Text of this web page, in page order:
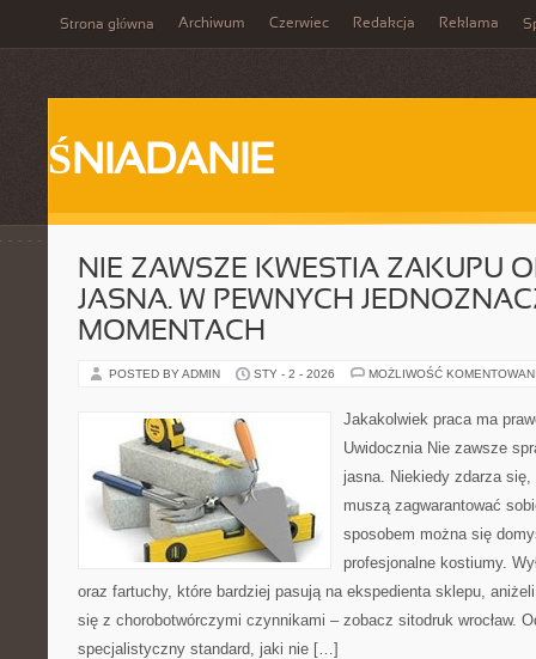
Strona główna Archiwum Czerwiec Redakcja Reklama
ŚNIADANIE
NIE ZAWSZE KWESTIA ZAKUPU
JASNA. W PEWNYCH
MOMENTACH
POSTED BY ADMIN STY - 2 - 2026 MOŻLIWOŚĆ
Jakakolwiek praca ma
Uwidocznia Nie zawsze
jasna. Niekiedy zdarza się,
muszą zagwarantować
sposobem można się
profesjonalne kostiumy.
oraz fartuchy, które bardziej pasują na ekspedienta sklepu,
się z chorobotwórczymi czynnikami – zobacz sitodruk wrocław.
specjalistyczny standard, jaki nie […]